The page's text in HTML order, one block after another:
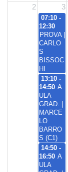
13:10 -
14:50 A
ULA
GRAD. |
MARCE
LO
BARRO
S (C1)
14:50 -
16:50 A
ULA
07:10 -
12:30
PROVA |
CARLO
S
BISSOC
HI
2 3